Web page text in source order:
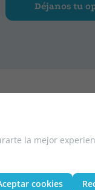
la mejor
cookies
Déjanos tu